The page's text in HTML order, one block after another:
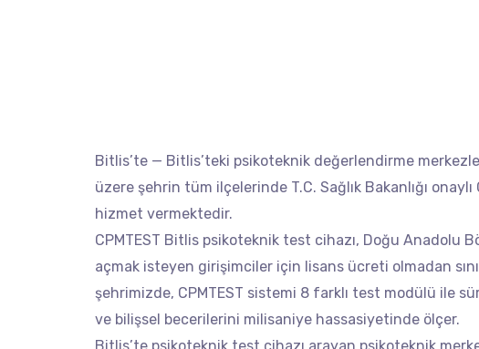
Bitlis’te — Bitlis’teki psikoteknik değerlendirme
üzere şehrin tüm ilçelerinde T.C. Sağlık Bakanlığı
hizmet vermektedir.
CPMTEST Bitlis psikoteknik test cihazı, Doğu Anadolu
açmak isteyen girişimciler için lisans ücreti olmadan
şehrimizde, CPMTEST sistemi 8 farklı test modülü ile
ve bilişsel becerilerini milisaniye hassasiyetinde ölçer.